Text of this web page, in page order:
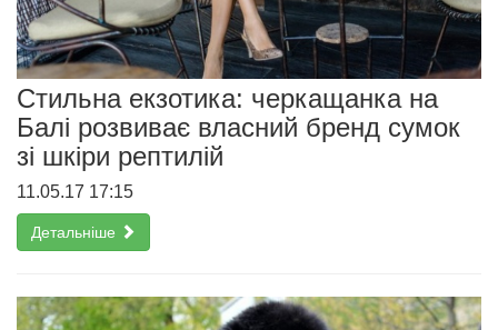
Стильна екзотика: черкащанка на
Балі розвиває власний бренд сумок
зі шкіри рептилій
11.05.17 17:15
Детальніше